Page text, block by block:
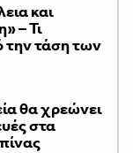
και
– Τι
την τάση των
θα χρεώνει
στα